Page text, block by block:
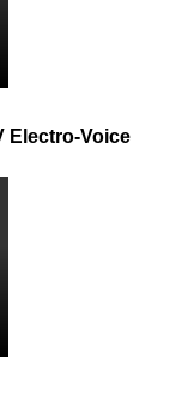
Electro-Voice